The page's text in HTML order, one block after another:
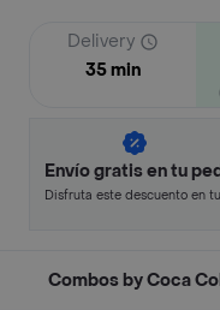
Delivery
35 min
Envío gratis en tu
Disfruta este descuento en
Combos by Coca